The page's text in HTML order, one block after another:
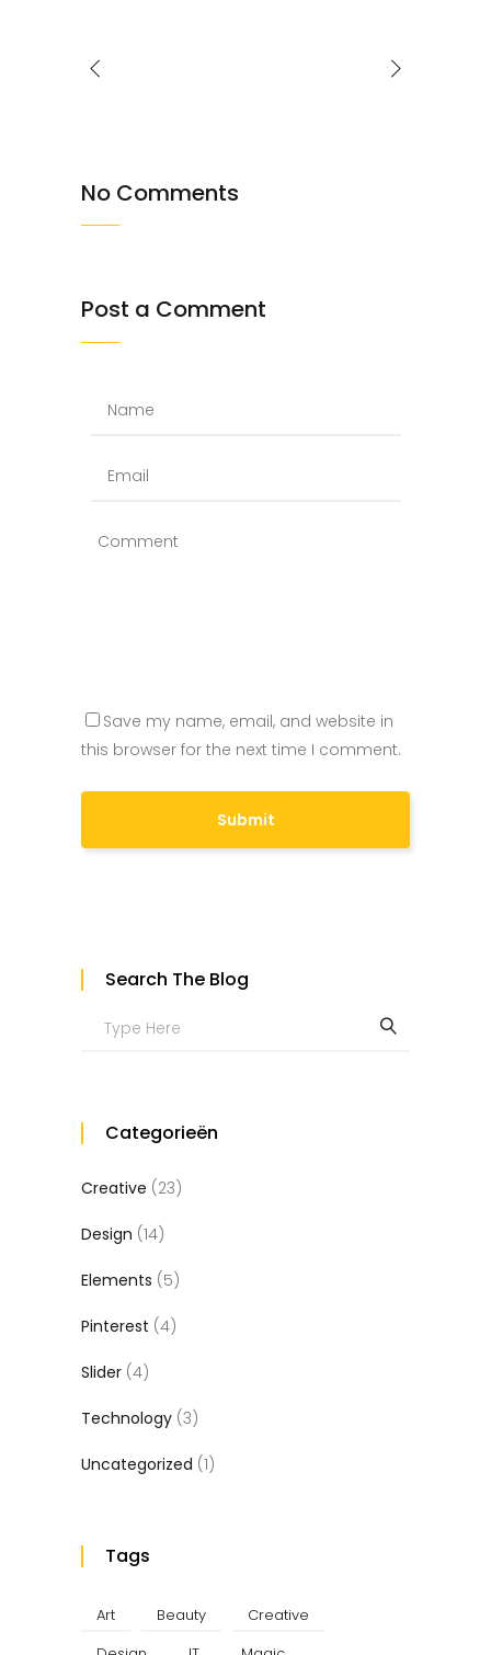
No Comments
Post a Comment
Save my name, email, and website in
this browser for the next time I comment.
Search The Blog
Search
Categorieën
Creative (23)
Design (14)
Elements (5)
Pinterest (4)
Slider (4)
Technology (3)
Uncategorized (1)
Tags
Art Beauty
Creative